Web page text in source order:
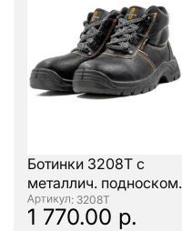
Ботинки 3208Т с
металлич. подноском.
: 3208Т
1 770.00 р.